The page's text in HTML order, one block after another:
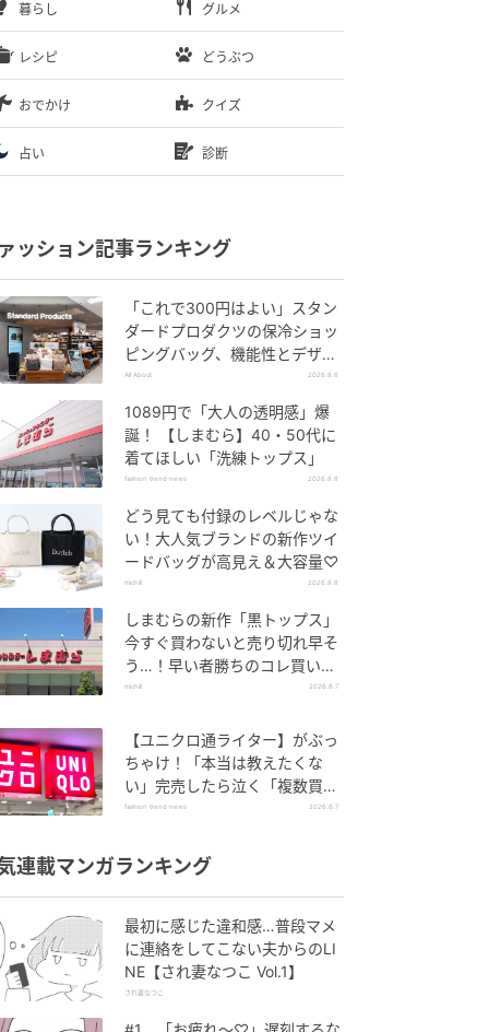
暮らし グルメ
レシピ どうぶつ
おでかけ クイズ
占い 診断
ッション記事ランキング
「これで300円はよい」スタン
ダードプロダクツの保冷ショッ
ピングバッグ、機能性とデザイ
ンでネット大絶賛
All About 2026.8.8
1089円で「大人の透明感」爆
誕！ 【しまむら】40・50代に
着てほしい「洗練トップス」
fashion trend news 2026.8.8
どう見ても付録のレベルじゃな
い！大人気ブランドの新作ツイ
ードバッグが高見え＆大容量♡
michill 2026.8.8
しまむらの新作「黒トップス」
今すぐ買わないと売り切れ早そ
う…！早い者勝ちのコレ買いリ
スト
michill 2026.8.7
【ユニクロ通ライター】がぶっ
ちゃけ！「本当は教えたくな
い」完売したら泣く「複数買い
アイテム」
fashion trend news 2026.8.7
連載マンガランキング
最初に感じた違和感…普段マメ
に連絡をしてこない夫からのLI
NE【され妻なつこ Vol.1】
され妻なつこ